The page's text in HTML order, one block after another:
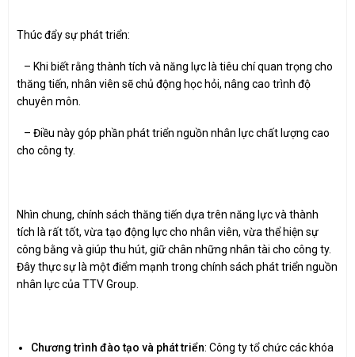
Thúc đẩy sự phát triển:
– Khi biết rằng thành tích và năng lực là tiêu chí quan trọng cho
thăng tiến, nhân viên sẽ chủ động học hỏi, nâng cao trình độ
chuyên môn.
– Điều này góp phần phát triển nguồn nhân lực chất lượng cao
cho công ty.
Nhìn chung, chính sách thăng tiến dựa trên năng lực và thành
tích là rất tốt, vừa tạo động lực cho nhân viên, vừa thể hiện sự
công bằng và giúp thu hút, giữ chân những nhân tài cho công ty.
Đây thực sự là một điểm mạnh trong chính sách phát triển nguồn
nhân lực của TTV Group.
Chương trình đào tạo và phát triển: Công ty tổ chức các khóa